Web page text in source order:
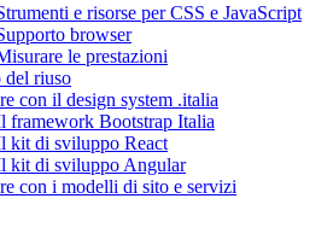
e risorse per CSS e JavaScript
browser
le prestazioni
del riuso
con il design system .italia
framework Bootstrap Italia
kit di sviluppo React
kit di sviluppo Angular
con i modelli di sito e servizi